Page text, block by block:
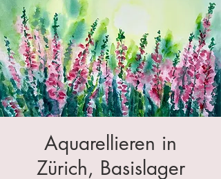
Aquarellieren in
Zürich, Basislager